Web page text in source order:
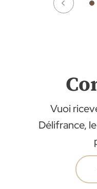
Vuoi
Délifrance,